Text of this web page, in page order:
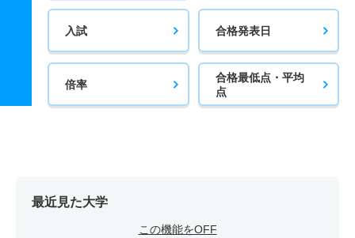
入試 合格発表日
倍率
合格最低点・平均
点
最近見た大学
この機能をOFF